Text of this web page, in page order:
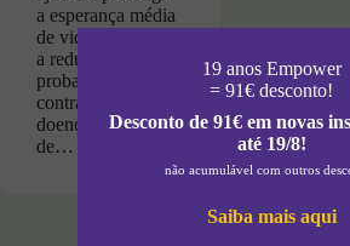
a esperança média
de vida, ajudando
a reduzir a
probabilidade de
contrair algumas
doenças e a tratar
de…
19 anos Empower
= 91€ desconto!
Desconto de 91€ em novas
até 19/8!
não acumulável com outros
Saiba mais aqui